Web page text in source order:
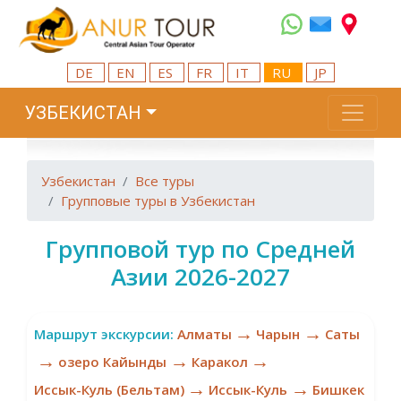
DE EN ES FR IT RU JP
УЗБЕКИСТАН
Узбекистан
Все туры
Групповые туры в Узбекистан
Групповой тур по Средней
Азии 2026-2027
Маршрут экскурсии: Алматы → Чарын → Саты
→ озеро Кайынды → Каракол →
Иссык-Куль (Бельтам) → Иссык-Куль → Бишкек